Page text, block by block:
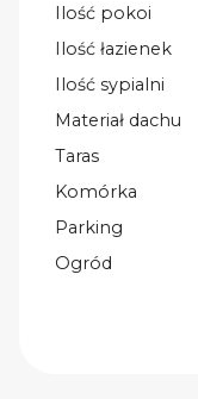
Ilość pokoi
Ilość łazienek
Ilość sypialni
Materiał dachu
Taras
Komórka
Parking
Ogród